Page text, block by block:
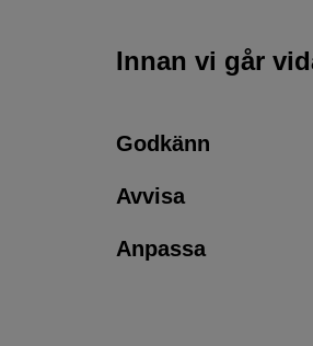
Innan vi går
Anpassa
Avvisa
Godkänn